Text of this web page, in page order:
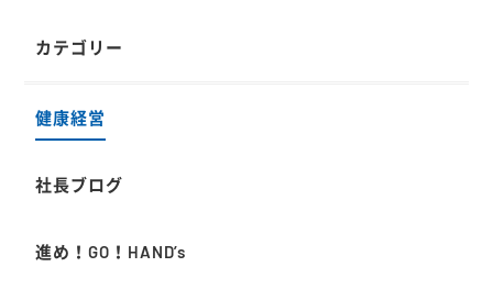
カテゴリー
健康経営
社長ブログ
進め！GO！HAND’s